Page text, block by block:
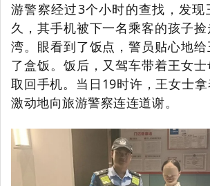
游警察经过3个小时的查找，发现
久，其手机被下一名乘客的孩子
湾。眼看到了饭点，警员贴心地
了盒饭。饭后，又驾车带着王女
取回手机。当日19时许，王女士拿
激动地向旅游警察连连道谢。